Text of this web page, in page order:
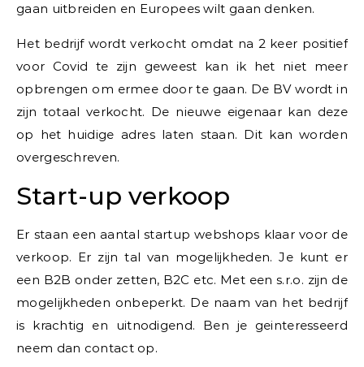
gaan uitbreiden en Europees wilt gaan denken.
Het bedrijf wordt verkocht omdat na 2 keer positief
voor Covid te zijn geweest kan ik het niet meer
opbrengen om ermee door te gaan. De BV wordt in
zijn totaal verkocht. De nieuwe eigenaar kan deze
op het huidige adres laten staan. Dit kan worden
overgeschreven.
Start-up verkoop
Er staan een aantal startup webshops klaar voor de
verkoop. Er zijn tal van mogelijkheden. Je kunt er
een B2B onder zetten, B2C etc. Met een s.r.o. zijn de
mogelijkheden onbeperkt. De naam van het bedrijf
is krachtig en uitnodigend. Ben je geinteresseerd
neem dan contact op.